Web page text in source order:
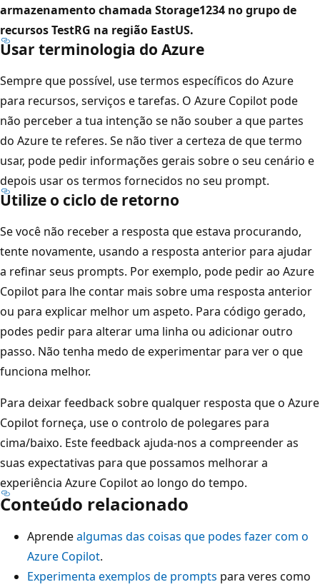
armazenamento chamada Storage1234 no grupo de
recursos TestRG na região EastUS.
Usar terminologia do Azure
Sempre que possível, use termos específicos do Azure
para recursos, serviços e tarefas. O Azure Copilot pode
não perceber a tua intenção se não souber a que partes
do Azure te referes. Se não tiver a certeza de que termo
usar, pode pedir informações gerais sobre o seu cenário e
depois usar os termos fornecidos no seu prompt.
Utilize o ciclo de retorno
Se você não receber a resposta que estava procurando,
tente novamente, usando a resposta anterior para ajudar
a refinar seus prompts. Por exemplo, pode pedir ao Azure
Copilot para lhe contar mais sobre uma resposta anterior
ou para explicar melhor um aspeto. Para código gerado,
podes pedir para alterar uma linha ou adicionar outro
passo. Não tenha medo de experimentar para ver o que
funciona melhor.
Para deixar feedback sobre qualquer resposta que o Azure
Copilot forneça, use o controlo de polegares para
cima/baixo. Este feedback ajuda-nos a compreender as
suas expectativas para que possamos melhorar a
experiência Azure Copilot ao longo do tempo.
Conteúdo relacionado
Aprendealgumas das coisas que podes fazer com o
Azure Copilot.
Experimenta exemplos de prompts para veres como